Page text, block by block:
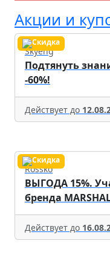
Акции и
Skyeng
Подтянуть
-60%!
Действует до
Rossko
ВЫГОДА 15%.
бренда
Действует до